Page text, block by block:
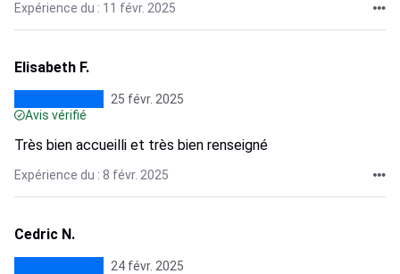
Expérience du : 11 févr. 2025
Elisabeth F.
25 févr. 2025
Avis vérifié
Très bien accueilli et très bien renseigné
Expérience du : 8 févr. 2025
Cedric N.
24 févr. 2025